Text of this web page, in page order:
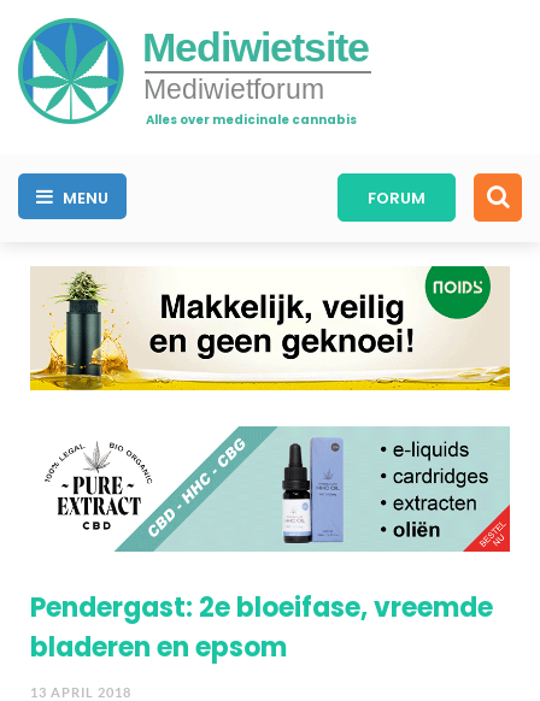
Mediwietsite
Mediwietforum
Alles over medicinale cannabis
MENU FORUM
Pendergast: 2e bloeifase, vreemde
bladeren en epsom
13 APRIL 2018